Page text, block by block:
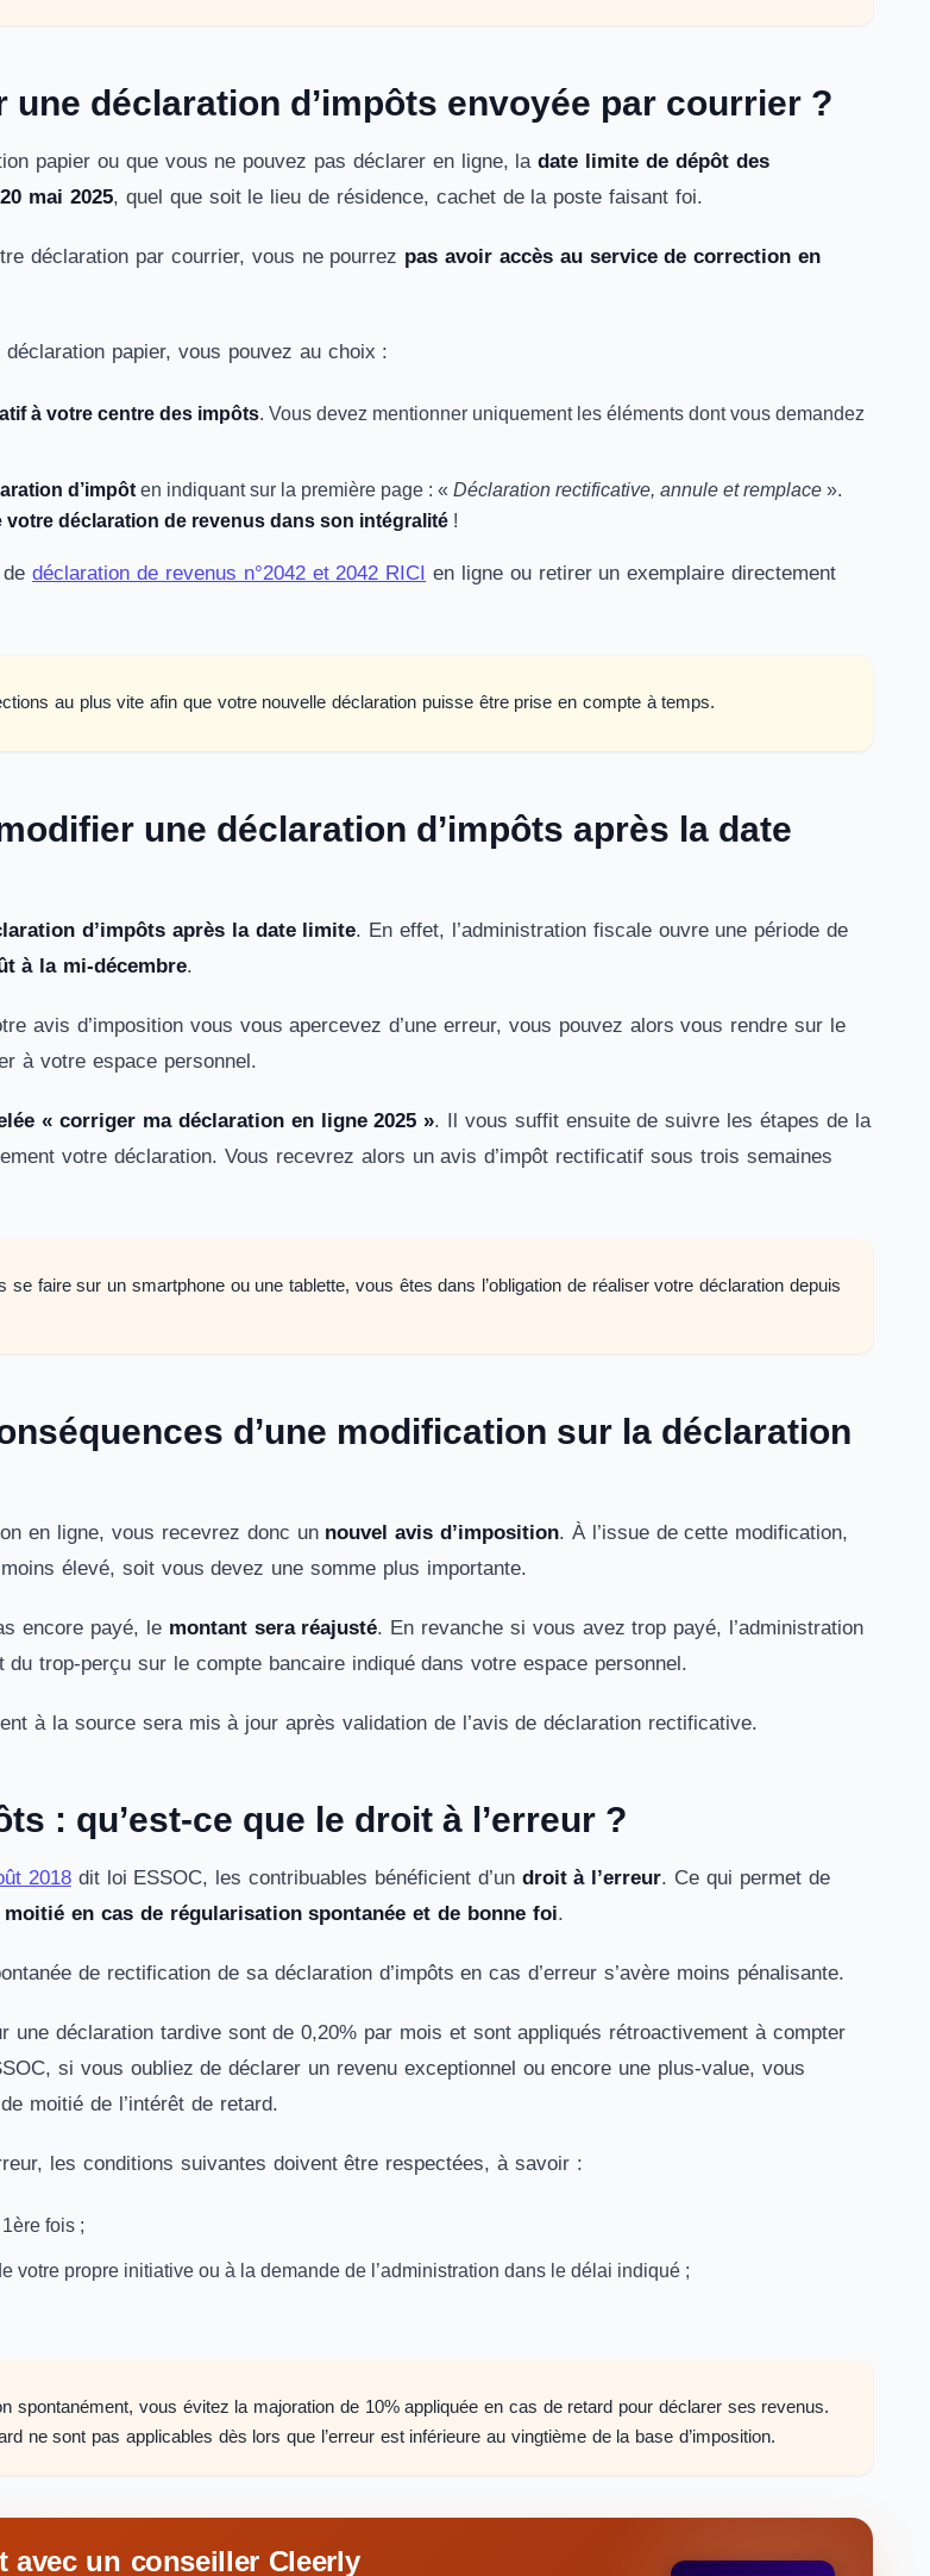
une déclaration d’impôts envoyée par courrier ?
papier ou que vous ne pouvez pas déclarer en ligne, ladate limite de dépôt des
mai 2025, quel que soit le lieu de résidence, cachet de la poste faisant foi.
déclaration par courrier, vous ne pourrez pas avoir accès au service de correction en
papier, vous pouvez au choix :
à votre centre des impôts. Vous devez mentionner uniquement les éléments dont vous demandez
d’impôt en indiquant sur la première page : « Déclaration rectificative, annule et remplace ».
votre déclaration de revenus dans son intégralité !
dedéclaration de revenus n°2042 et 2042 RICI en ligne ou retirer un exemplaire directement
au plus vite afin que votre nouvelle déclaration puisse être prise en compte à temps.
une déclaration d’impôts après la date
d’impôts après la date limite. En effet, l’administration fiscale ouvre une période de
à la mi-décembre.
avis d’imposition vous vous apercevez d’une erreur, vous pouvez alors vous rendre sur le
à votre espace personnel.
« corriger ma déclaration en ligne 2025 ». Il vous suffit ensuite de suivre les étapes de la
votre déclaration. Vous recevrez alors un avis d’impôt rectificatif sous trois semaines
se faire sur un smartphone ou une tablette, vous êtes dans l’obligation de réaliser votre déclaration depuis
d’une modification sur la déclaration
en ligne, vous recevrez donc un nouvel avis d’imposition. À l’issue de cette modification,
élevé, soit vous devez une somme plus importante.
encore payé, le montant sera réajusté. En revanche si vous avez trop payé, l’administration
du trop-perçu sur le compte bancaire indiqué dans votre espace personnel.
à la source sera mis à jour après validation de l’avis de déclaration rectificative.
: qu’est-ce que le droit à l’erreur ?
2018dit loi ESSOC, les contribuables bénéficient d’un droit à l’erreur. Ce qui permet de
en cas de régularisation spontanée et de bonne foi.
de rectification de sa déclaration d’impôts en cas d’erreur s’avère moins pénalisante.
une déclaration tardive sont de 0,20% par mois et sont appliqués rétroactivement à compter
si vous oubliez de déclarer un revenu exceptionnel ou encore une plus-value, vous
moitié de l’intérêt de retard.
les conditions suivantes doivent être respectées, à savoir :
fois ;
votre propre initiative ou à la demande de l’administration dans le délai indiqué ;
spontanément, vous évitez la majoration de 10% appliquée en cas de retard pour déclarer ses revenus.
ne sont pas applicables dès lors que l’erreur est inférieure au vingtième de la base d’imposition.
avec un conseiller Cleerly